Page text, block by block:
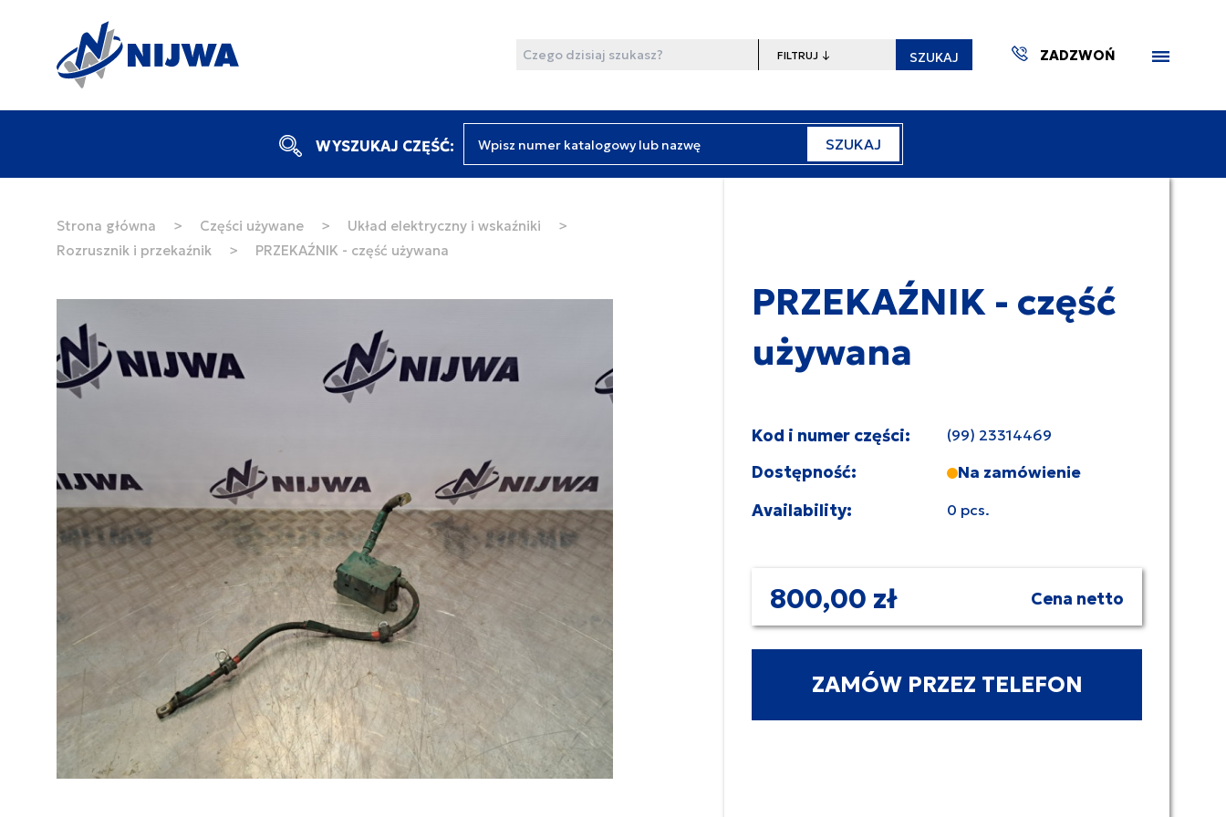
Wyszukaj
Filtruj SZUKAJ ZADZWOŃ
WYSZUKAJ CZĘŚĆ: SZUKAJ
Strona główna > Części używane > Układ elektryczny i wskaźniki
>
Rozrusznik i przekaźnik
> PRZEKAŹNIK - część używana
PRZEKAŹNIK - część
używana
Kod i numer części: (99) 23314469
Dostępność: Na zamówienie
Availability: 0 pcs.
800,00 zł Cena netto
ZAMÓW PRZEZ TELEFON